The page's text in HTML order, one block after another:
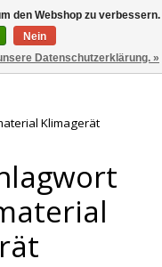
Ihr
Klimagerät
den Webshop zu verbessern.
Nein
Datenschutzerklärung. »